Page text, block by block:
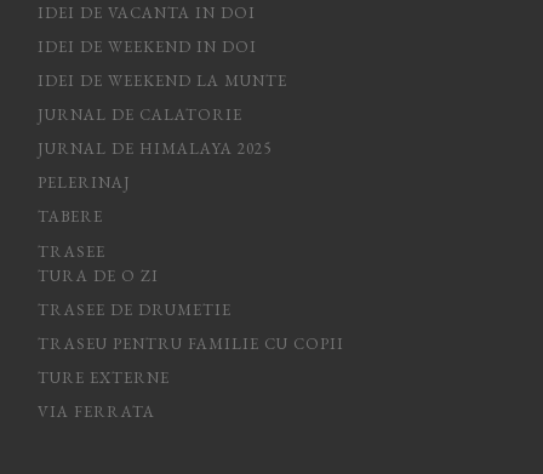
IDEI DE VACANTA IN DOI
IDEI DE WEEKEND IN DOI
IDEI DE WEEKEND LA MUNTE
JURNAL DE CALATORIE
JURNAL DE HIMALAYA 2025
PELERINAJ
TABERE
TRASEE
TURA DE O ZI
TRASEE DE DRUMETIE
TRASEU PENTRU FAMILIE CU COPII
TURE EXTERNE
VIA FERRATA